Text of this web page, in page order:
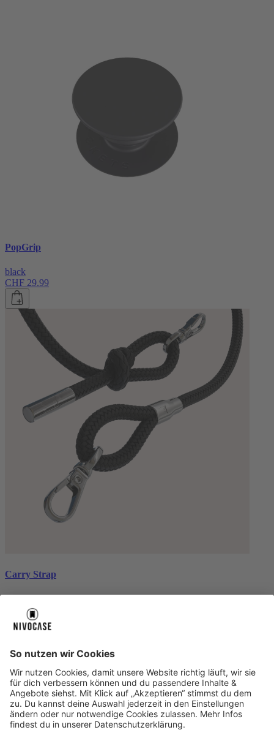
PopGrip
black
CHF 29.99
Carry Strap
black silver
CHF 35.00
Über uns Über uns
About NIVOCASE NIVOCASE Test Lab Schreib uns
Sicher bezahlen
Sicher bezahlen